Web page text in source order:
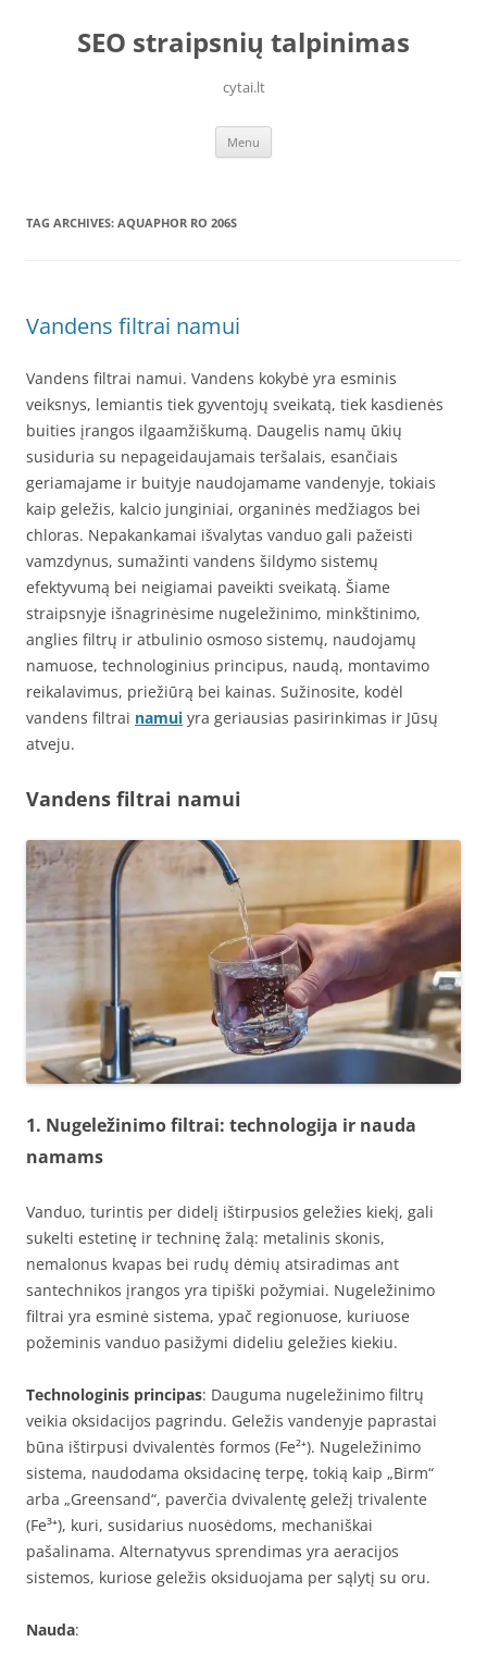
contentSEO straipsnių talpinimas
cytai.lt
Menu
TAG ARCHIVES: AQUAPHOR RO 206S
Vandens filtrai namui
Vandens filtrai namui. Vandens kokybė yra esminis
veiksnys, lemiantis tiek gyventojų sveikatą, tiek kasdienės
buities įrangos ilgaamžiškumą. Daugelis namų ūkių
susiduria su nepageidaujamais teršalais, esančiais
geriamajame ir buityje naudojamame vandenyje, tokiais
kaip geležis, kalcio junginiai, organinės medžiagos bei
chloras. Nepakankamai išvalytas vanduo gali pažeisti
vamzdynus, sumažinti vandens šildymo sistemų
efektyvumą bei neigiamai paveikti sveikatą. Šiame
straipsnyje išnagrinėsime nugeležinimo, minkštinimo,
anglies filtrų ir atbulinio osmoso sistemų, naudojamų
namuose, technologinius principus, naudą, montavimo
reikalavimus, priežiūrą bei kainas. Sužinosite, kodėl
vandens filtrai namui yra geriausias pasirinkimas ir Jūsų
atveju.
Vandens filtrai namui
1. Nugeležinimo filtrai: technologija ir nauda
namams
Vanduo, turintis per didelį ištirpusios geležies kiekį, gali
sukelti estetinę ir techninę žalą: metalinis skonis,
nemalonus kvapas bei rudų dėmių atsiradimas ant
santechnikos įrangos yra tipiški požymiai. Nugeležinimo
filtrai yra esminė sistema, ypač regionuose, kuriuose
požeminis vanduo pasižymi dideliu geležies kiekiu.
Technologinis principas: Dauguma nugeležinimo filtrų
veikia oksidacijos pagrindu. Geležis vandenyje paprastai
būna ištirpusi dvivalentės formos (Fe²⁺). Nugeležinimo
sistema, naudodama oksidacinę terpę, tokią kaip „Birm“
arba „Greensand“, paverčia dvivalentę geležį trivalente
(Fe³⁺), kuri, susidarius nuosėdoms, mechaniškai
pašalinama. Alternatyvus sprendimas yra aeracijos
sistemos, kuriose geležis oksiduojama per sąlytį su oru.
Nauda: